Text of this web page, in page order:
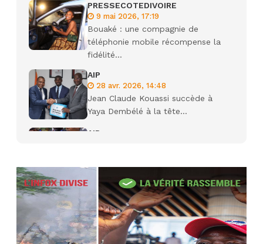
PRESSECOTEDIVOIRE
9 mai 2026, 17:19
Bouaké : une compagnie de
téléphonie mobile récompense la
fidélité...
AIP
28 avr. 2026, 14:48
Jean Claude Kouassi succède à
Yaya Dembélé à la tête...
AIP
Camara tué lors d’attaques...
22 avr. 2026, 16:41
Des bureaux ravagés dans un
incendie survenu à la mairie...